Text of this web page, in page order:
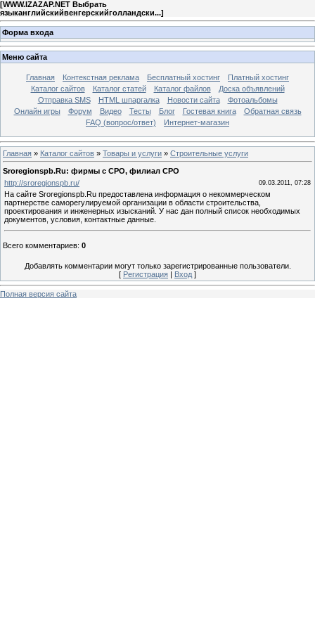
[WWW.IZAZAP.NET Выбрать
языканглийскийвенгерскийголландски...]
Форма входа
Меню сайта
Главная Контекстная реклама Бесплатный хостинг
Платный хостинг
Каталог сайтов
Каталог статей Каталог файлов
Доска объявлений
Отправка SMS
HTML шпаргалка Новости сайта
Фотоальбомы
Онлайн игры
Форум Видео Тесты Блог Гостевая книга
Обратная связь
FAQ (вопрос/ответ)
Интернет-магазин
Главная » Каталог сайтов » Товары и услуги » Строительные услуги
Sroregionspb.Ru: фирмы с СРО, филиал СРО
http://sroregionspb.ru/
09.03.2011, 07:28
На сайте Sroregionspb.Ru предоставлена информация о некоммерческом
партнерстве саморегулируемой организации в области строительства,
проектирования и инженерных изысканий. У нас дан полный список необходимых
документов, условия, контактные данные.
Всего комментариев: 0
Добавлять комментарии могут только зарегистрированные пользователи.
[ Регистрация | Вход ]
Полная версия сайта